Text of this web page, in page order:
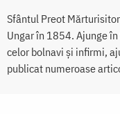
Sfântul Preot
Ungar în 1854. Ajunge
celor bolnavi și infirmi,
publicat numeroase